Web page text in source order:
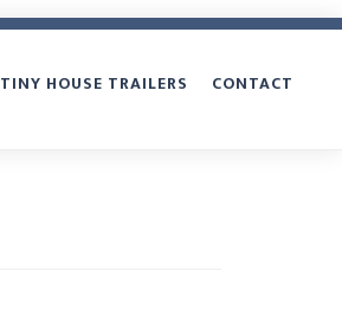
TINY HOUSE TRAILERS CONTACT